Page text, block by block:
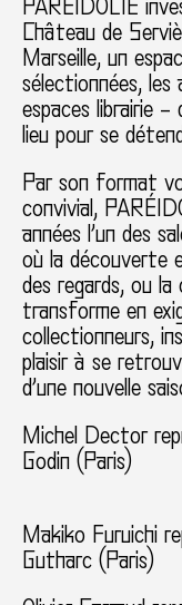
PARÉIDOLIE
Château de
Marseille, un
sélectionnées,
espaces librairie
lieu pour se
Par son format
convivial,
années l’un des
où la découverte
des regards, ou la
transforme en
collectionneurs,
plaisir à se
d’une nouvelle
Michel Dector
Godin (Paris)
Makiko Furuichi
Gutharc (Paris)